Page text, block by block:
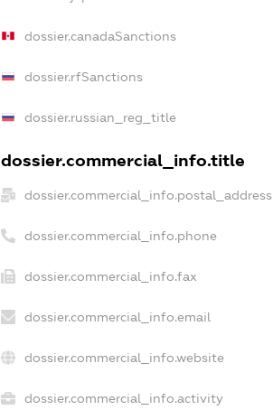
dossier.canadaSanctions
dossier.rfSanctions
dossier.russian_reg_title
dossier.commercial_info.title
dossier.commercial_info.postal_address
dossier.commercial_info.phone
dossier.commercial_info.fax
dossier.commercial_info.email
dossier.commercial_info.website
dossier.commercial_info.activity